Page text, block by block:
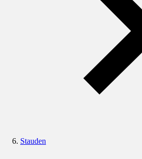
Stauden